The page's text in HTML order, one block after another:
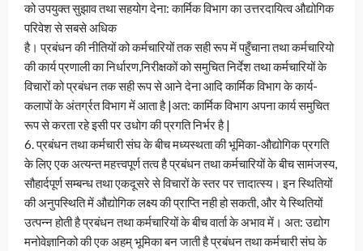
को उपयुक्त सुझाव तथा सहयोग देना: कार्मिक विभाग का उत्तरदायित्व औद्योगिक
परिवेश से सबसे अधिक
है। प्रबंधन की नीतियों को कर्मचारियों तक सही रूप में पहुँचाना तथा कर्मचारियो
की कार्य प्रणाली का निर्धारण,निरीक्षकों को समुचित निर्देश तथा कर्मचारियों के
विचारों को प्रबंधन तक सही रूप से आने देना आदि कार्मिक विभाग के कार्य-
कलापों के अंतर्ग्रत विभाग में आता है |अत: कार्मिक विभाग अपना कार्य समुचित
रूप से करता रहे इसी पर उधोग की प्रगति निर्भर है |
6. प्रबंधन तथा कर्मचारी संघ के बीच मध्यस्थता की भूमिका-औद्योगिक प्रगति
के लिए एक अत्यन्त महत्त्वपूर्ण तत्व है प्रबंधन तथा कर्मचारियों के बीच सामंजस्य,
सौहार्दपूर्ण सम्बन्ध तथा एकदूसरे से विचारों के स्तर पर त्तादात्स्य। इन स्थितियों
की अनुपस्थिति में औद्योगिक लक्ष्य की प्राप्ति नही हो सकती, और ये स्थितियों
उत्पन्न होती है प्रबंधन तथा कर्मचारियों के बीच वार्ता के अभाव में। अत: उद्योग
मनोवेज्ञानिको की एक अहम् भूमिका बन जाती है प्रबंधन तथा कर्मचारी संघ के